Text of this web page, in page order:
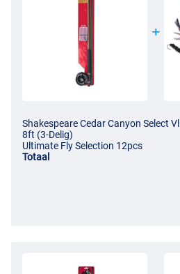
Shakespeare Cedar Canyon Select
8ft (3-Delig)
Ultimate Fly Selection 12pcs
Totaal